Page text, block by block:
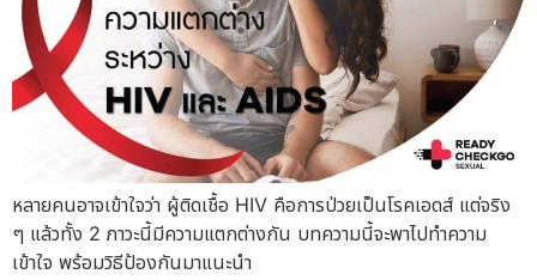
หลายคนอาจเข้าใจว่า ผู้ติดเชื้อ HIV คือการป่วยเป็นโรคเอดส์ แต่จริง
ๆ แล้วทั้ง 2 ภาวะนี้มีความแตกต่างกัน บทความนี้จะพาไปทำความ
เข้าใจ พร้อมวิธีป้องกันมาแนะนำ